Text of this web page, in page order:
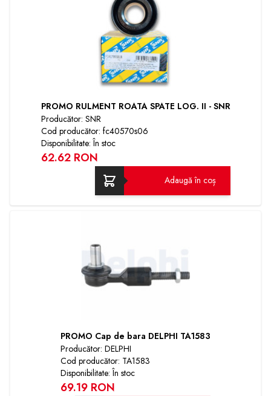
PROMO RULMENT ROATA SPATE LOG. II - SNR
Producător: SNR
Cod producător: fc40570s06
Disponibilitate: În stoc
62.62 RON
Adaugă în coș
PROMO Cap de bara DELPHI TA1583
Producător: DELPHI
Cod producător: TA1583
Disponibilitate: În stoc
69.19 RON